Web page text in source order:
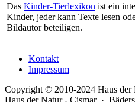
Das Kinder-Tierlexikon ist ein
Kinder, jeder kann Texte lesen
Bildautor beteiligen.
Kontakt
Impressum
Copyright © 2010-2024 Haus der
Haus der Natur - Cismar ·